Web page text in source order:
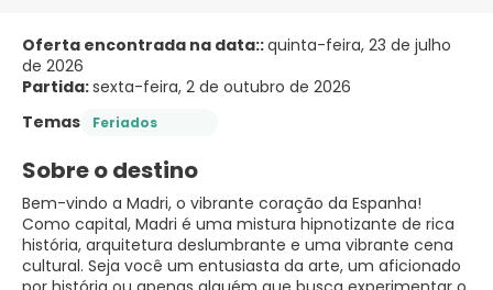
Oferta encontrada na data::quinta-feira, 23 de julho
de 2026
Partida:sexta-feira, 2 de outubro de 2026
Temas
Feriados
Sobre o destino
Bem-vindo a Madri, o vibrante coração da Espanha!
Como capital, Madri é uma mistura hipnotizante de rica
história, arquitetura deslumbrante e uma vibrante cena
cultural. Seja você um entusiasta da arte, um aficionado